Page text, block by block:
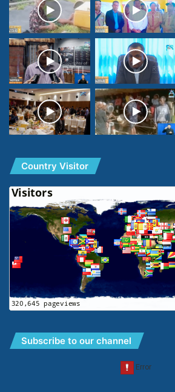
Country Visitor
Subscribe to our channel